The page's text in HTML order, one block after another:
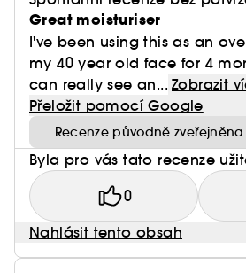
Great moisturiser
I've been using this as an
my 40 year old face for 4
can really see an... Zobrazit
Přeložit pomocí Google
Recenze původně
Byla pro vás tato recenze
0
Nahlásit tento obsah